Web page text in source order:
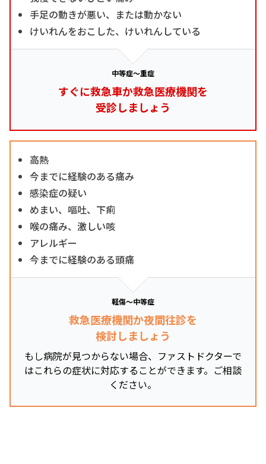
手足の動きが悪い、または動かない
けいれんをおこした、けいれんしている
中等症～重症
すぐに救急車か救急医療機関を
受診しましょう
高熱
今までに経験のある痛み
感染症の疑い
めまい、嘔吐、下痢
喉の痛み、激しい咳
アレルギー
今までに経験のある頭痛
軽傷～中等症
救急医療機関か夜間往診を
検討しましょう
もし病院が見つからない場合、ファストドクターで
はこれらの症状に対応することができます。ご相談
ください。